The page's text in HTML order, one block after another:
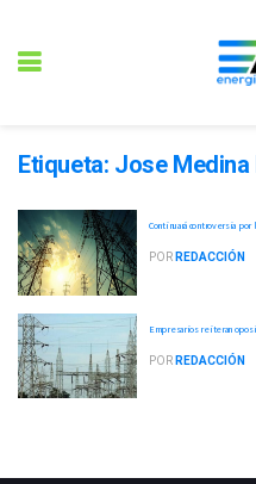
Etiqueta: Jose Medina
Continuará controversia
POR REDACCIÓN
Empresarios reiteran
POR REDACCIÓN